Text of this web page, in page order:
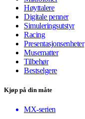
Høyttalere
Digitale penner
Simuleringsutstyr
Racing
Presentasjonsenheter
Musematter
Tilbehør
Bestselgere
Kjøp på din måte
MX-serien